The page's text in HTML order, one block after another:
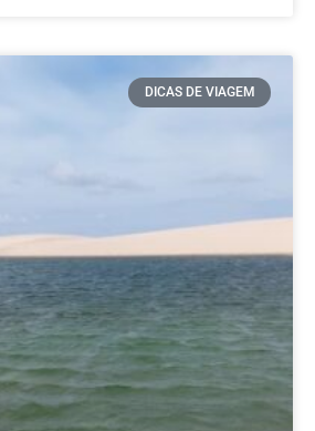
DICAS DE VIAGEM